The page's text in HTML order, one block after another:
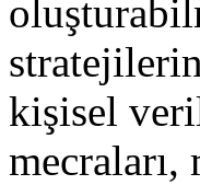
kişisel